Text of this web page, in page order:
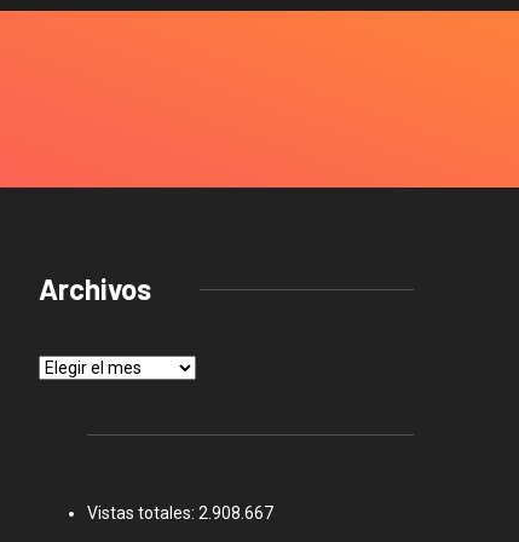
Archivos
Archivos
Vistas totales: 2.908.667